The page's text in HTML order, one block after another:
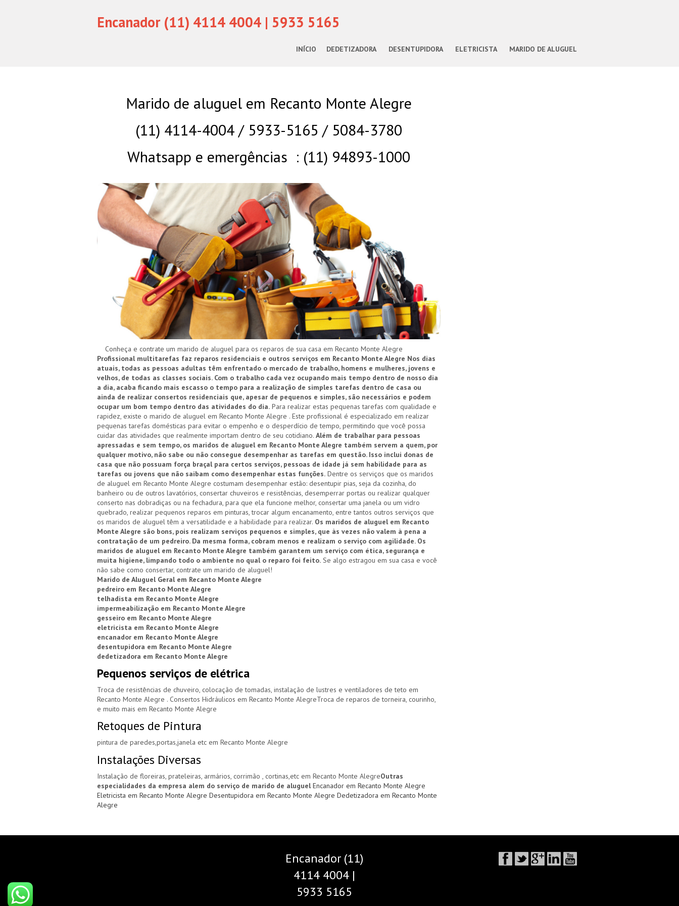
Encanador (11) 4114 4004 | 5933 5165
INÍCIO DEDETIZADORA DESENTUPIDORA ELETRICISTA MARIDO DE ALUGUEL
Marido de aluguel em Recanto Monte Alegre
(11) 4114-4004 / 5933-5165 / 5084-3780
Whatsapp e emergências : (11) 94893-1000
Conheça e contrate um marido de aluguel para os reparos de sua casa em Recanto Monte Alegre
Profissional multitarefas faz reparos residenciais e outros serviços em Recanto Monte Alegre Nos dias
atuais, todas as pessoas adultas têm enfrentado o mercado de trabalho, homens e mulheres, jovens e
velhos, de todas as classes sociais. Com o trabalho cada vez ocupando mais tempo dentro de nosso dia
a dia, acaba ficando mais escasso o tempo para a realização de simples tarefas dentro de casa ou
ainda de realizar consertos residenciais que, apesar de pequenos e simples, são necessários e podem
ocupar um bom tempo dentro das atividades do dia. Para realizar estas pequenas tarefas com qualidade e
rapidez, existe o marido de aluguel em Recanto Monte Alegre . Este profissional é especializado em realizar
pequenas tarefas domésticas para evitar o empenho e o desperdício de tempo, permitindo que você possa
cuidar das atividades que realmente importam dentro de seu cotidiano. Além de trabalhar para pessoas
apressadas e sem tempo, os maridos de aluguel em Recanto Monte Alegre também servem a quem, por
qualquer motivo, não sabe ou não consegue desempenhar as tarefas em questão. Isso inclui donas de
casa que não possuam força braçal para certos serviços, pessoas de idade já sem habilidade para as
tarefas ou jovens que não saibam como desempenhar estas funções. Dentre os serviços que os maridos
de aluguel em Recanto Monte Alegre costumam desempenhar estão: desentupir pias, seja da cozinha, do
banheiro ou de outros lavatórios, consertar chuveiros e resistências, desemperrar portas ou realizar qualquer
conserto nas dobradiças ou na fechadura, para que ela funcione melhor, consertar uma janela ou um vidro
quebrado, realizar pequenos reparos em pinturas, trocar algum encanamento, entre tantos outros serviços que
os maridos de aluguel têm a versatilidade e a habilidade para realizar. Os maridos de aluguel em Recanto
Monte Alegre são bons, pois realizam serviços pequenos e simples, que às vezes não valem à pena a
contratação de um pedreiro. Da mesma forma, cobram menos e realizam o serviço com agilidade. Os
maridos de aluguel em Recanto Monte Alegre também garantem um serviço com ética, segurança e
muita higiene, limpando todo o ambiente no qual o reparo foi feito. Se algo estragou em sua casa e você
não sabe como consertar, contrate um marido de aluguel!
Marido de Aluguel Geral em Recanto Monte Alegre
pedreiro em Recanto Monte Alegre
telhadista em Recanto Monte Alegre
impermeabilização em Recanto Monte Alegre
gesseiro em Recanto Monte Alegre
eletricista em Recanto Monte Alegre
encanador em Recanto Monte Alegre
desentupidora em Recanto Monte Alegre
dedetizadora em Recanto Monte Alegre
Pequenos serviços de elétrica
Troca de resistências de chuveiro, colocação de tomadas, instalação de lustres e ventiladores de teto em
Recanto Monte Alegre . Consertos Hidráulicos em Recanto Monte AlegreTroca de reparos de torneira, courinho,
e muito mais em Recanto Monte Alegre
Retoques de Pintura
pintura de paredes,portas,janela etc em Recanto Monte Alegre
Instalações Diversas
Instalação de floreiras, prateleiras, armários, corrimão , cortinas,etc em Recanto Monte AlegreOutras
especialidades da empresa alem do serviço de marido de aluguel Encanador em Recanto Monte Alegre
Eletricista em Recanto Monte Alegre Desentupidora em Recanto Monte Alegre Dedetizadora em Recanto Monte
Alegre
Encanador (11)
4114 4004 |
5933 5165